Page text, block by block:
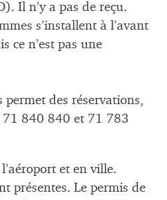
Il n’y a pas de reçu.
s’installent à l’avant
ce n’est pas une
permet des réservations,
840 840 et 71 783
et en ville.
présentes. Le permis de